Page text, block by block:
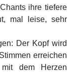
ihre tiefere
mal leise, sehr
Der Kopf wird
erreichen
dem Herzen